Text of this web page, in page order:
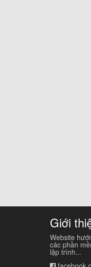
Giới
Website
các phần
lập trình...